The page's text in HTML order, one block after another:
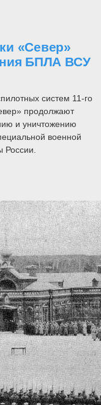
«Север»
БПЛА ВСУ
систем 11-го
продолжают
и уничтожению
военной
России.